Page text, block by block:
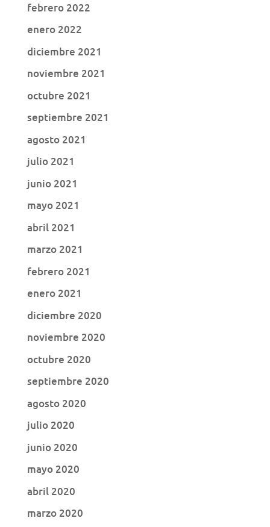
febrero 2022
enero 2022
diciembre 2021
noviembre 2021
octubre 2021
septiembre 2021
agosto 2021
julio 2021
junio 2021
mayo 2021
abril 2021
marzo 2021
febrero 2021
enero 2021
diciembre 2020
noviembre 2020
octubre 2020
septiembre 2020
agosto 2020
julio 2020
junio 2020
mayo 2020
abril 2020
marzo 2020